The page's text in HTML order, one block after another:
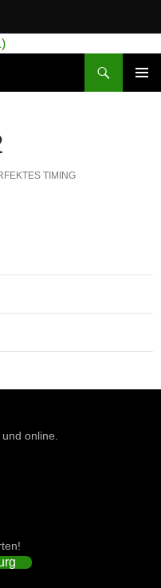
TIMING
online.